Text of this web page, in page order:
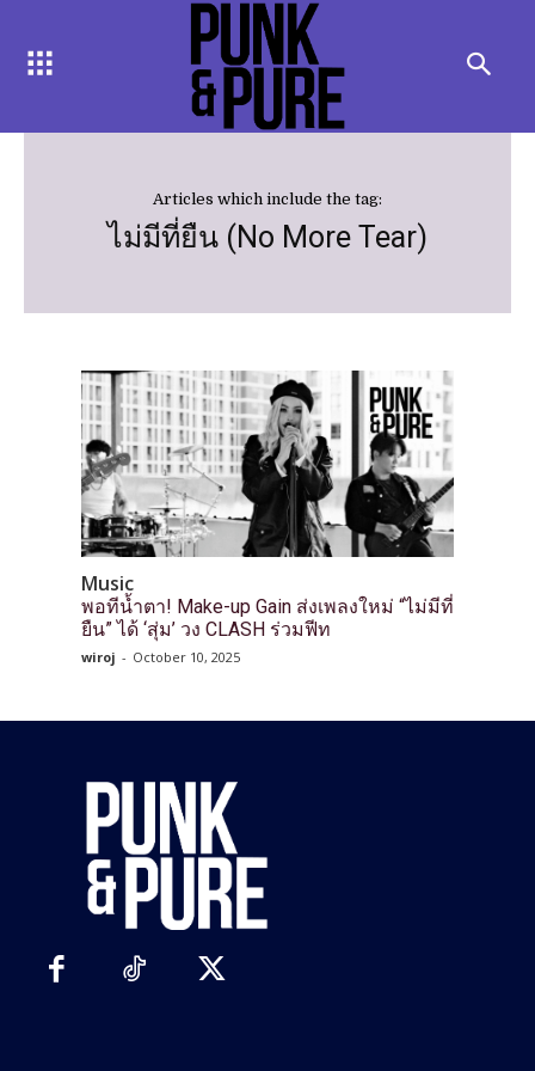
Articles which include the tag:
ไม่มีที่ยืน (No More Tear)
Music
พอทีน้ำตา! Make-up Gain ส่งเพลงใหม่ “ไม่มีที่
ยืน” ได้ ‘สุ่ม’ วง CLASH ร่วมฟีท
wiroj - October 10, 2025